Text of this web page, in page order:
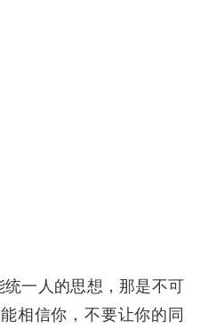
一人的思想，那是不可
相信你，不要让你的同